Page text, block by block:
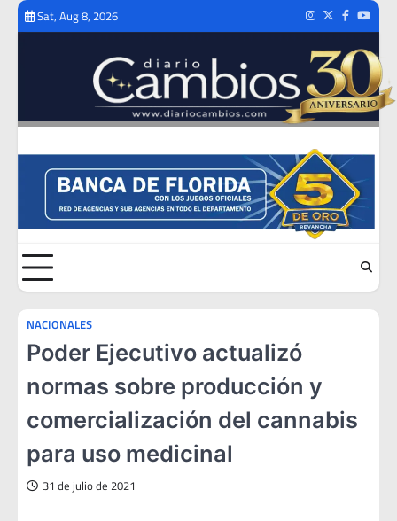
Skip
Sat, Aug 8, 2026 Instagram
TwitterFacebook
NACIONALES
Poder Ejecutivo actualizó
normas sobre producción y
comercialización del cannabis
para uso medicinal
31 de julio de 2021